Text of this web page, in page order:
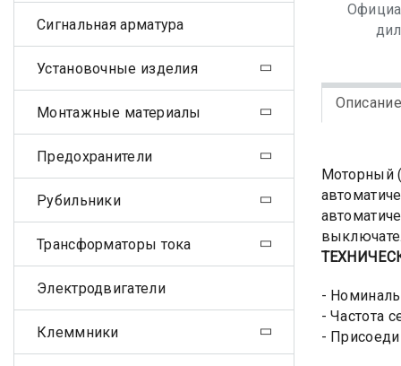
Описание
Моторный
-
- Частота
-
Сигнальная арматура
Установочные изделия
Монтажные материалы
Предохранители
Рубильники
Трансформаторы тока
Электродвигатели
Клеммники